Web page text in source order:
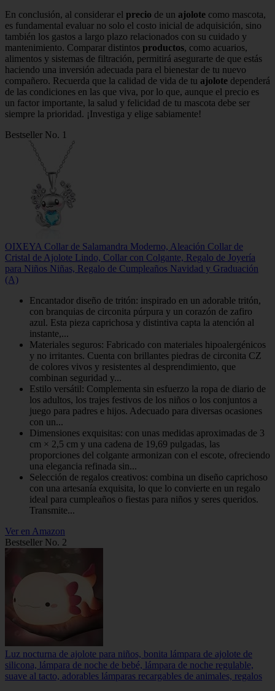
En conclusión, al considerar el precio de un ajolote como mascota,
es fundamental evaluar no solo el costo inicial de adquisición, sino
también los gastos a largo plazo relacionados con su cuidado y
mantenimiento. Comparar distintos productos, como acuarios,
alimentos y sistemas de filtración, permitirá asegurarte de que estás
haciendo una inversión adecuada para el bienestar de tu nuevo
compañero. Recuerda que la calidad de vida de tu ajolote dependerá
de las condiciones en las que viva, por lo que, aunque el precio es
un factor importante, la salud y felicidad de tu mascota debe ser
siempre la prioridad. ¡Investiga y elige sabiamente!
Bestseller No. 1
OIXEYA Collar de Salamandra Moderno, Aleación Collar de
Cristal de Ajolote Lindo, Collar con Colgante, Regalo de Joyería
para Niños Niñas, Regalo de Cumpleaños Navidad y Graduación
(A)
Encantador diseño de tritón: inspirado en un adorable tritón,
con branquias de circonita púrpura y un corazón de zafiro
azul. Esta pieza caprichosa y distintiva capta la atención al
instante,...
Materiales seguros: Fabricado con materiales hipoalergénicos
y no irritantes. Cuenta con brillantes piedras de circonita CZ
de colores vivos y resistentes al desprendimiento, que
combinan seguridad y...
Estilo versátil: Complementa sin esfuerzo la ropa de diario de
los adultos, los trajes festivos de los niños o los conjuntos a
juego para padres e hijos. Adecuado para diversas ocasiones
con un...
Dimensiones exquisitas: con unas medidas aproximadas de 3
cm × 2,5 cm y una cadena de 19,69 pulgadas, las
proporciones del colgante armonizan con el escote, ofreciendo
una elegancia refinada sin...
Selección de regalos creativos: combina un diseño caprichoso
con una artesanía exquisita, lo que lo convierte en un regalo
ideal para cumpleaños o fiestas para niños y seres queridos.
Transmite...
Ver en Amazon
Bestseller No. 2
Luz nocturna de ajolote para niños, bonita lámpara de ajolote de
silicona, lámpara de noche de bebé, lámpara de noche regulable,
suave al tacto, adorables lámparas recargables de animales, regalos